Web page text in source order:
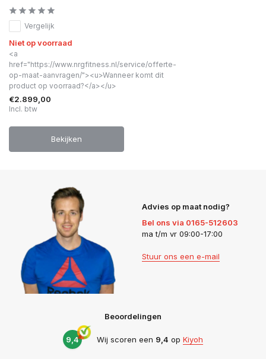
Vergelijk
Niet op voorraad
<a
href="https://www.nrgfitness.nl/service/offerte-
op-maat-aanvragen/"><u>Wanneer komt dit
product op voorraad?</a></u>
€2.899,00
Incl. btw
Bekijken
Advies op maat nodig?
Bel ons via 0165-512603
ma t/m vr 09:00-17:00
Stuur ons een e-mail
Beoordelingen
9,4 Wij scoren een 9,4 op Kiyoh